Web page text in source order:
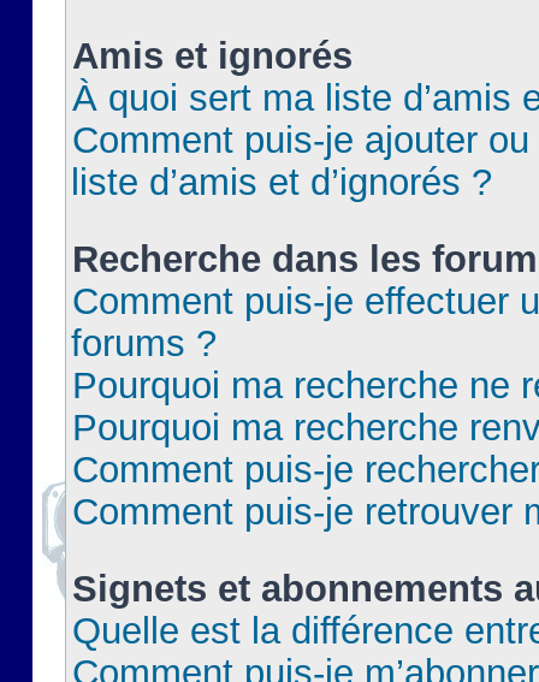
Amis et ignorés
À quoi sert ma liste d’amis
Comment puis-je ajouter
liste d’amis et d’ignorés ?
Recherche dans les
Comment puis-je effectuer
forums ?
Pourquoi ma recherche ne
Pourquoi ma recherche
Comment puis-je
Comment puis-je retrouver
Signets et abonnements
Quelle est la différence
Comment puis-je